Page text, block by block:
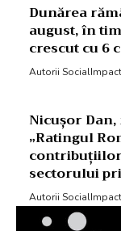
Dunărea
august, în
crescut cu 6
Autorii
Nicușor
„Ratingul
sectorului
Autorii